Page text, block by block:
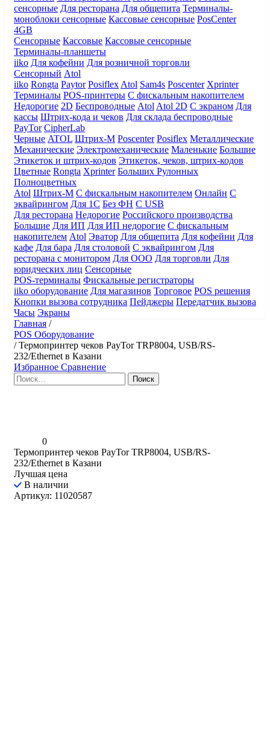
сенсорные Для ресторана Для общепита Терминалы-
моноблоки сенсорные Кассовые сенсорные PosCenter
4GB
Сенсорные Кассовые Кассовые сенсорные
Терминалы-планшеты
iiko Для кофейни Для розничной торговли
Сенсорный Atol
iiko Rongta Paytor Posiflex Atol Sam4s Poscenter Xprinter
Терминалы POS-принтеры С фискальным накопителем
Недорогие 2D Беспроводные Atol Atol 2D С экраном Для
кассы Штрих-кода и чеков Для склада беспроводные
PayTor CipherLab
Черные ATOL Штрих-М Poscenter Posiflex Металлические
Механические Электромеханические Маленькие Большие
Этикеток и штрих-кодов Этикеток, чеков, штрих-кодов
Цветные Rongta Xprinter Больших Рулонных
Полноцветных
Atol Штрих-М С фискальным накопителем Онлайн С
эквайрингом Для 1С Без ФН С USB
Для ресторана Недорогие Российского производства
Большие Для ИП Для ИП недорогие С фискальным
накопителем Atol Эватор Для общепита Для кофейни Для
кафе Для бара Для столовой С эквайрингом Для
ресторана с монитором Для ООО Для торговли Для
юридческих лиц Сенсорные
POS-терминалы Фискальные регистраторы
iiko оборудование Для магазинов Торговое POS решения
Кнопки вызова сотрудника Пейджеры Передатчик вызова
Часы Экраны
Главная /
POS Оборудование
/Термопринтер чеков PayTor TRP8004, USB/RS-
232/Ethernet в Казани
Избранное Сравнение
Найти:
0
Термопринтер чеков PayTor TRP8004, USB/RS-
232/Ethernet в Казани
Лучшая цена
В наличии
Артикул: 11020587